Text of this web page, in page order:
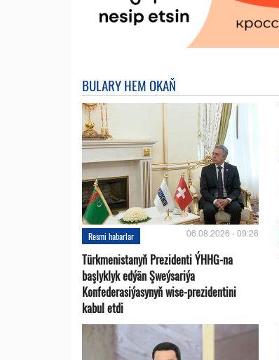
BULARY HEM OKAŇ
Resmi habarlar 06.08.2026 - 09:26
Türkmenistanyň Prezidenti ÝHHG-na
başlyklyk edýän Şweýsariýa
Konfederasiýasynyň wise-prezidentini
kabul etdi